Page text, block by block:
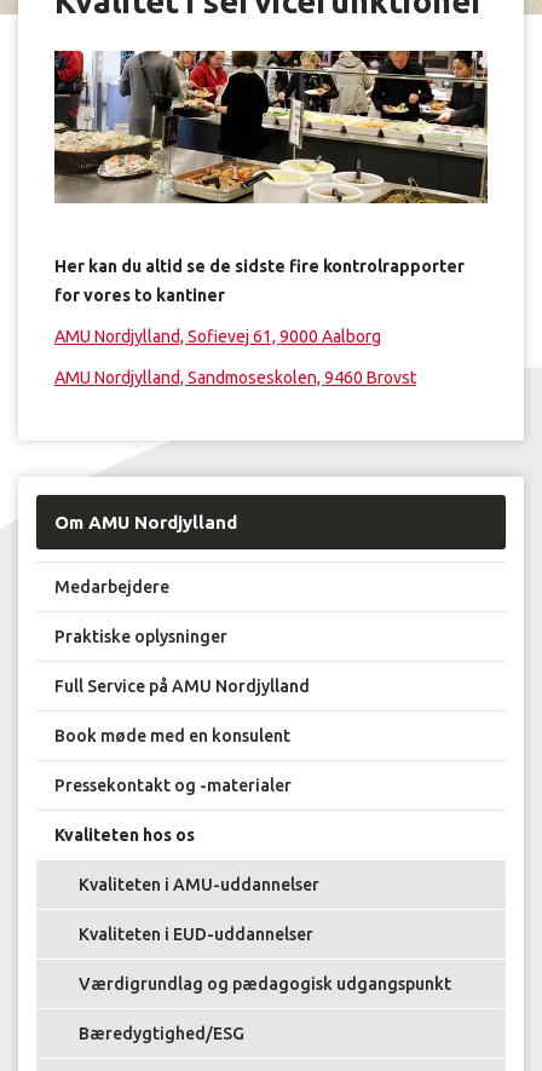
Her kan du altid se de sidste fire kontrolrapporter
for vores to kantiner
AMU Nordjylland, Sofievej 61, 9000 Aalborg
AMU Nordjylland, Sandmoseskolen, 9460 Brovst
Om AMU Nordjylland
Medarbejdere
Praktiske oplysninger
Full Service på AMU Nordjylland
Book møde med en konsulent
Pressekontakt og -materialer
Kvaliteten hos os
Kvaliteten i AMU-uddannelser
Kvaliteten i EUD-uddannelser
Værdigrundlag og pædagogisk udgangspunkt
Bæredygtighed/ESG